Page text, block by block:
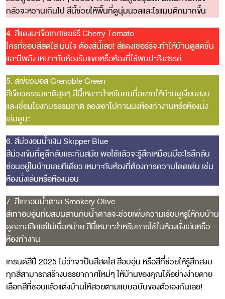
กลัวจะหวานเกินไป สีนี้ช่วยให้พื้นที่ดูนุ่มนวลและโรแมนติกมากขึ้น
4. สีแดงมะเขือเทศเชอร์รี Cherry Tomato
ใครที่ชอบสีสดใส มั่นใจ ต้องสีนี้เลย! สีแดงเชอร์รีจะทำให้บ้านดูสดชื่น
และมีพลัง เหมาะกับห้องรับแขกหรือห้องที่ใช้พบปะสังสรรค์
5. สีเขียวมอส Grenoble Green
สีเขียวธรรมชาติสุดๆ สีนี้เหมาะสำหรับคนที่อยากให้บ้านดูเงียบสงบ
และเชื่อมโยงกับธรรมชาติ ลองเอาไปทาผนังห้องทำงานหรือห้องนั่ง
เล่นดูนะ
6. สีม่วงอมน้ำเงิน Skipper Blue
สีม่วงเข้มที่ดูลึกลับและทันสมัย พอใช้แล้วจะรู้สึกเหมือนมีอะไรลึกลับ
ซ่อนอยู่ในบ้านเลยทีเดียว เหมาะกับห้องที่ต้องการความโดดเด่น เช่น
ห้องนั่งเล่นหรือห้องนอน
7. สีเทาอมน้ำตาล Smokery Olive
สีเทาอบอุ่นที่ผสมผสานกับน้ำตาลจะช่วยเพิ่มความเรียบหรูให้กับบ้าน
ดูคลาสสิคแต่ไม่เบื่อหน่าย สีนี้เหมาะสำหรับการใช้ในห้องนั่งเล่นหรือ
ห้องทำงาน
เทรนด์สีปี 2025 ไม่ว่าจะเป็นสีสดใส สีอบอุ่น หรือสีที่ช่วยให้รู้สึกสงบ
ทุกสีสามารถสร้างบรรยากาศใหม่ๆ ให้บ้านของคุณได้อย่างง่ายดาย
เลือกสีที่ชอบแล้วแต่งบ้านให้สวยตามแบบฉบับของตัวเองกันเลย!